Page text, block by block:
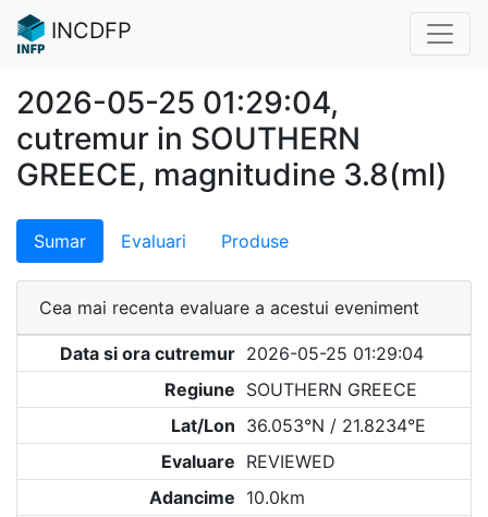
INCDFP
2026-05-25 01:29:04,
cutremur in SOUTHERN
GREECE, magnitudine 3.8(ml)
Sumar Evaluari Produse
Cea mai recenta evaluare a acestui eveniment
Data si ora cutremur 2026-05-25 01:29:04
Regiune SOUTHERN GREECE
Lat/Lon 36.053°N / 21.8234°E
Evaluare REVIEWED
Adancime 10.0km